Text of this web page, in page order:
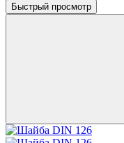
Быстрый просмотр